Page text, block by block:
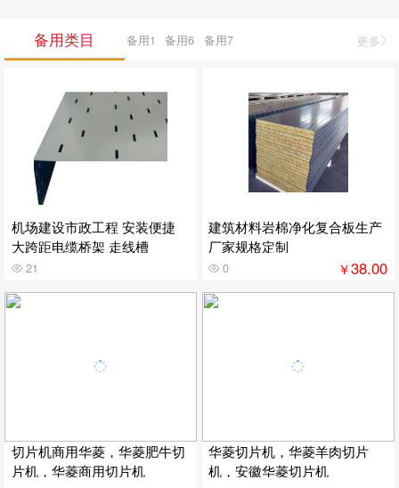
备用类目 备用1 备用6 备用7 更多
机场建设市政工程 安装便捷
大跨距电缆桥架 走线槽
21
建筑材料岩棉净化复合板生产
厂家规格定制
0 ￥38.00
切片机商用华菱，华菱肥牛切
片机，华菱商用切片机
华菱切片机，华菱羊肉切片
机，安徽华菱切片机